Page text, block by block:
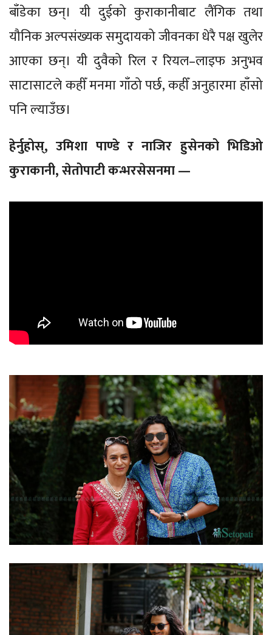
बाँडेका छन्। यी दुईको कुराकानीबाट लैंगिक तथा
यौनिक अल्पसंख्यक समुदायको जीवनका धेरै पक्ष खुलेर
आएका छन्। यी दुवैको रिल र रियल–लाइफ अनुभव
साटासाटले कहीँ मनमा गाँठो पर्छ, कहीँ अनुहारमा हाँसो
पनि ल्याउँछ।
हेर्नुहोस्, उमिशा पाण्डे र नाजिर हुसेनको भिडिओ
कुराकानी, सेतोपाटी कन्भरसेसनमा —